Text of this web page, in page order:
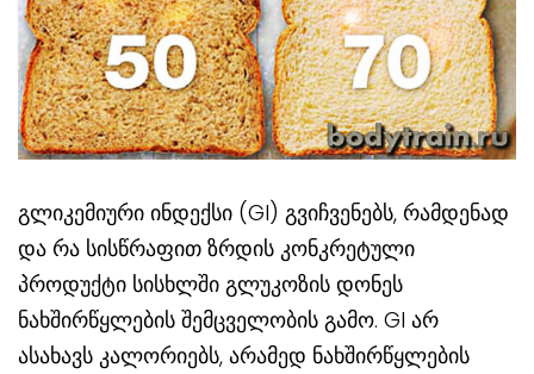
გლიკემიური ინდექსი (GI) გვიჩვენებს, რამდენად
და რა სისწრაფით ზრდის კონკრეტული
პროდუქტი სისხლში გლუკოზის დონეს
ნახშირწყლების შემცველობის გამო. GI არ
ასახავს კალორიებს, არამედ ნახშირწყლების